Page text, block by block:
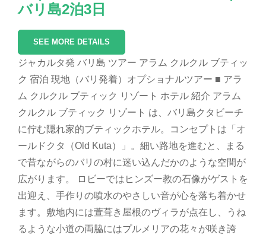
バリ島2泊3日
SEE MORE DETAILS
ジャカルタ発 バリ島 ツアー アラム クルクル ブティッ
ク 宿泊 現地（バリ発着）オプショナルツアー ■ アラ
ム クルクル ブティック リゾート ホテル 紹介 アラム
クルクル ブティック リゾート は、バリ島クタビーチ
に佇む隠れ家的ブティックホテル。コンセプトは「オ
ールドクタ（Old Kuta）」。細い路地を進むと、まる
で昔ながらのバリの村に迷い込んだかのような空間が
広がります。 ロビーではヒンズー教の石像がゲストを
出迎え、手作りの噴水のやさしい音が心を落ち着かせ
ます。敷地内には萱葺き屋根のヴィラが点在し、うね
るような小道の両脇にはプルメリアの花々が咲き誇